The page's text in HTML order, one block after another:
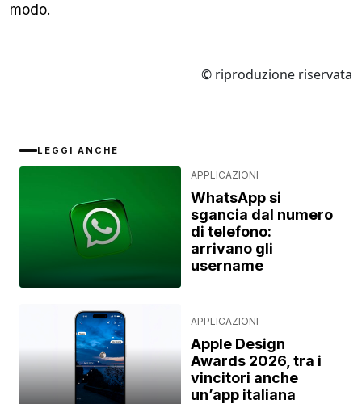
modo.
© riproduzione riservata
LEGGI ANCHE
APPLICAZIONI
WhatsApp si
sgancia dal numero
di telefono:
arrivano gli
username
APPLICAZIONI
Apple Design
Awards 2026, tra i
vincitori anche
un’app italiana